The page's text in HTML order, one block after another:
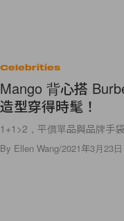
Celebrities
Mango 背心搭
造型穿得時髦！
1+1>2，平價單品與品牌手
By Ellen Wang/2021年3月23日